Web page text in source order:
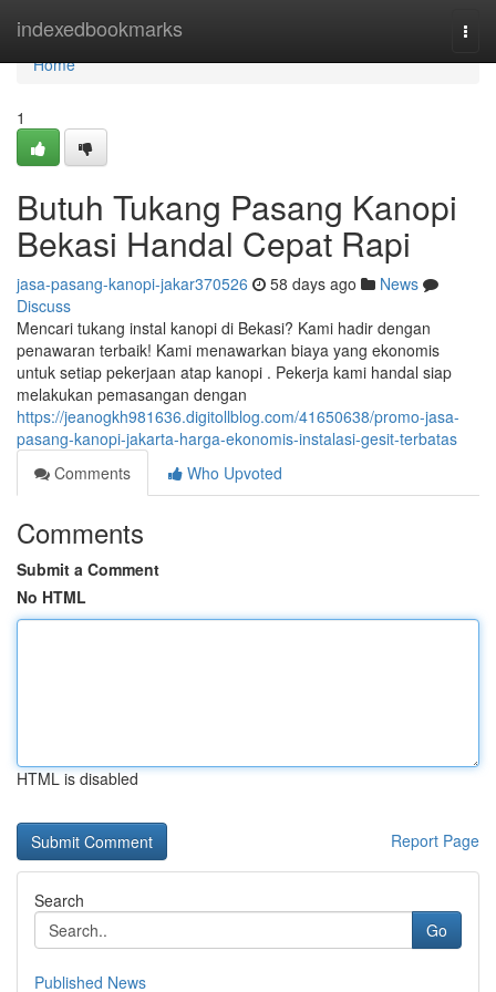
indexedbookmarks
Home
Home
1
Butuh Tukang Pasang Kanopi
Bekasi Handal Cepat Rapi
jasa-pasang-kanopi-jakar370526 58 days ago
News
Discuss
Mencari tukang instal kanopi di Bekasi? Kami hadir dengan
penawaran terbaik! Kami menawarkan biaya yang ekonomis
untuk setiap pekerjaan atap kanopi . Pekerja kami handal siap
melakukan pemasangan dengan
https://jeanogkh981636.digitollblog.com/41650638/promo-jasa-
pasang-kanopi-jakarta-harga-ekonomis-instalasi-gesit-terbatas
Comments
Who Upvoted
Comments
Submit a Comment
No HTML
HTML is disabled
Report Page
Search
Go
Published News